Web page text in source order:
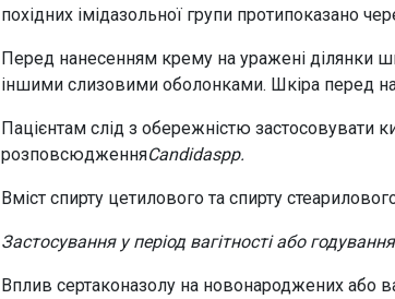
похідних імідазольної групи протипоказано
Перед нанесенням крему на уражені ділянки
іншими слизовими оболонками. Шкіра перед
Пацієнтам слід з обережністю застосовувати
розповсюдженняCandidaspp.
Вміст спирту цетилового та спирту
Застосування у період вагітності або
Вплив сертаконазолу на новонароджених або